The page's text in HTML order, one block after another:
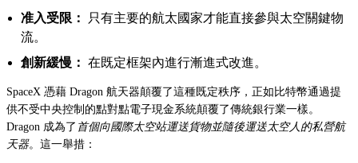
准入受限：
只有主要的航太國家才能直接參與太空關鍵物
流。
創新緩慢： 在既定框架內進行漸進式改進。
SpaceX 憑藉 Dragon 航天器顛覆了這種既定秩序，正如比特幣通過提
供不受中央控制的點對點電子現金系統顛覆了傳統銀行業一樣。
Dragon 成為了 首個向國際太空站運送貨物並隨後運送太空人的私營航
天器。這一舉措：